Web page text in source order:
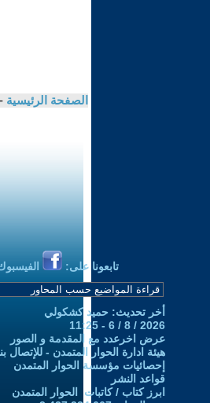
الصفحة الرئيسية -
تابعونا على:
أخر تحديث: حميد كشكولي
2026 / 8 / 6 - 11:25
عرض اخرعدد مع المقدمة و الصور
هيئة ادارة الحوار المتمدن - للإتصال
إحصائيات مؤسسة الحوار المتمدن
قواعد النشر
ابرز كتاب / كاتبات الحوار المتمدن